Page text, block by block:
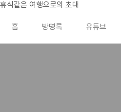
본문 바로가기
휴식같은 여행으로의 초대
홈 방명록 유튜브